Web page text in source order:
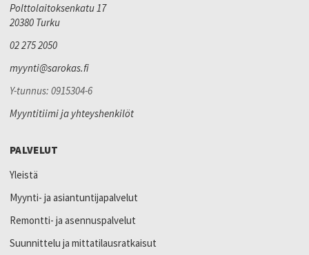
Polttolaitoksenkatu 17
20380 Turku
02 275 2050
myynti@sarokas.fi
Y-tunnus: 0915304-6
Myyntitiimi ja yhteyshenkilöt
PALVELUT
Yleistä
Myynti- ja asiantuntijapalvelut
Remontti- ja asennuspalvelut
Suunnittelu ja mittatilausratkaisut